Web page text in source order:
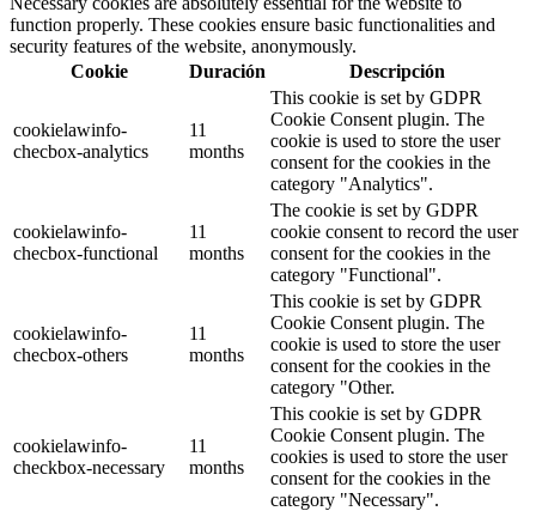
function properly. These cookies ensure basic functionalities and
security features of the website, anonymously.
Cookie
Duración Descripción
cookielawinfo-
checbox-analytics
11
months
This cookie is set by GDPR
Cookie Consent plugin. The
cookie is used to store the user
consent for the cookies in the
category "Analytics".
cookielawinfo-
checbox-functional
11
months
The cookie is set by GDPR
cookie consent to record the user
consent for the cookies in the
category "Functional".
cookielawinfo-
checbox-others
11
months
This cookie is set by GDPR
Cookie Consent plugin. The
cookie is used to store the user
consent for the cookies in the
category "Other.
cookielawinfo-
checkbox-necessary
11
months
This cookie is set by GDPR
Cookie Consent plugin. The
cookies is used to store the user
consent for the cookies in the
category "Necessary".